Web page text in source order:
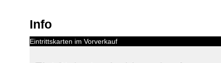
Info
Eintrittskarten im Vorverkauf